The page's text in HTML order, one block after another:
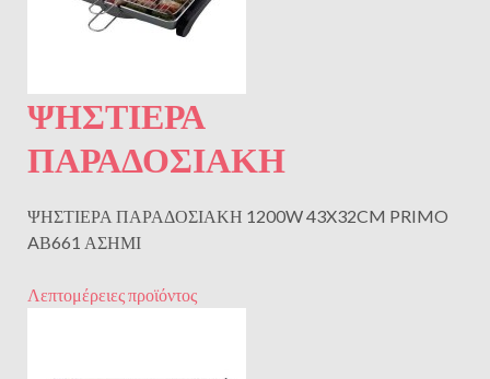
ΨΗΣΤΙΕΡΑ
ΠΑΡΑΔΟΣΙΑΚΗ
ΨΗΣΤΙΕΡΑ ΠΑΡΑΔΟΣΙΑΚΗ 1200W 43X32CM PRIMO
AΒ661 ΑΣΗΜΙ
Λεπτομέρειες προϊόντος